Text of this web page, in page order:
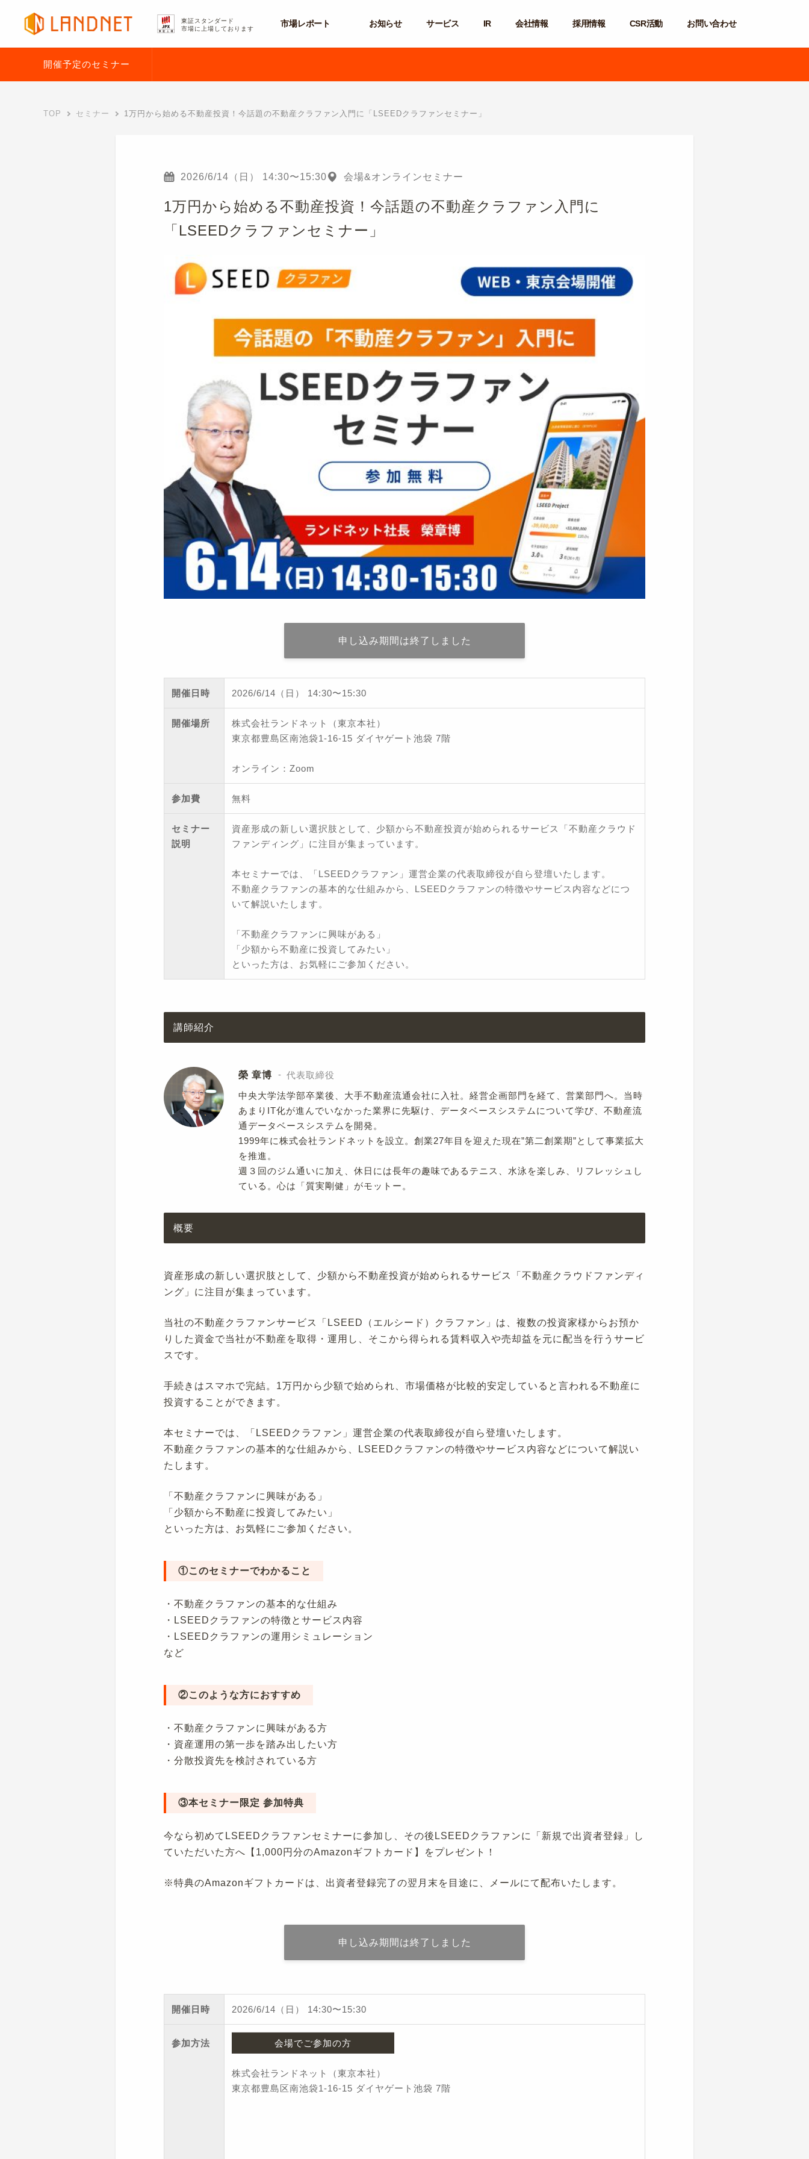
東証スタンダード
市場に上場しております
市場レポート お知らせ サービス IR 会社情報 採用情報 CSR活動 お問い合わせ
開催予定のセミナー
TOP セミナー 1万円から始める不動産投資！今話題の不動産クラファン入門に「LSEEDクラファンセミナー」
2026/6/14（日） 14:30〜15:30 会場&オンラインセミナー
1万円から始める不動産投資！今話題の不動産クラファン入門に
「LSEEDクラファンセミナー」
申し込み期間は終了しました
開催日時 2026/6/14（日） 14:30〜15:30
開催場所
株式会社ランドネット（東京本社）
東京都豊島区南池袋1-16-15 ダイヤゲート池袋 7階
オンライン：Zoom
参加費 無料
セミナー
説明
資産形成の新しい選択肢として、少額から不動産投資が始められるサービス「不動産クラウド
ファンディング」に注目が集まっています。
本セミナーでは、「LSEEDクラファン」運営企業の代表取締役が自ら登壇いたします。
不動産クラファンの基本的な仕組みから、LSEEDクラファンの特徴やサービス内容などにつ
いて解説いたします。
「不動産クラファンに興味がある」
「少額から不動産に投資してみたい」
といった方は、お気軽にご参加ください。
講師紹介
榮 章博
代表取締役
中央大学法学部卒業後、大手不動産流通会社に入社。経営企画部門を経て、営業部門へ。当時
あまりIT化が進んでいなかった業界に先駆け、データベースシステムについて学び、不動産流
通データベースシステムを開発。
1999年に株式会社ランドネットを設立。創業27年目を迎えた現在”第二創業期”として事業拡大
を推進。
週３回のジム通いに加え、休日には長年の趣味であるテニス、水泳を楽しみ、リフレッシュし
ている。心は「質実剛健」がモットー。
概要
資産形成の新しい選択肢として、少額から不動産投資が始められるサービス「不動産クラウドファンディ
ング」に注目が集まっています。
当社の不動産クラファンサービス「LSEED（エルシード）クラファン」は、複数の投資家様からお預か
りした資金で当社が不動産を取得・運用し、そこから得られる賃料収入や売却益を元に配当を行うサービ
スです。
手続きはスマホで完結。1万円から少額で始められ、市場価格が比較的安定していると言われる不動産に
投資することができます。
本セミナーでは、「LSEEDクラファン」運営企業の代表取締役が自ら登壇いたします。
不動産クラファンの基本的な仕組みから、LSEEDクラファンの特徴やサービス内容などについて解説い
たします。
「不動産クラファンに興味がある」
「少額から不動産に投資してみたい」
といった方は、お気軽にご参加ください。
①このセミナーでわかること
・不動産クラファンの基本的な仕組み
・LSEEDクラファンの特徴とサービス内容
・LSEEDクラファンの運用シミュレーション
など
②このような方におすすめ
・不動産クラファンに興味がある方
・資産運用の第一歩を踏み出したい方
・分散投資先を検討されている方
③本セミナー限定 参加特典
今なら初めてLSEEDクラファンセミナーに参加し、その後LSEEDクラファンに「新規で出資者登録」し
ていただいた方へ【1,000円分のAmazonギフトカード】をプレゼント！
※特典のAmazonギフトカードは、出資者登録完了の翌月末を目途に、メールにて配布いたします。
申し込み期間は終了しました
開催日時 2026/6/14（日） 14:30〜15:30
参加方法 会場でご参加の方
株式会社ランドネット（東京本社）
東京都豊島区南池袋1-16-15 ダイヤゲート池袋 7階